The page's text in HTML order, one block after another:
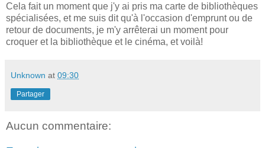
Cela fait un moment que j'y ai pris ma carte de bibliothèques
spécialisées, et me suis dit qu'à l'occasion d'emprunt ou de
retour de documents, je m'y arrêterai un moment pour
croquer et la bibliothèque et le cinéma, et voilà!
Unknown at 09:30
Partager
Aucun commentaire: